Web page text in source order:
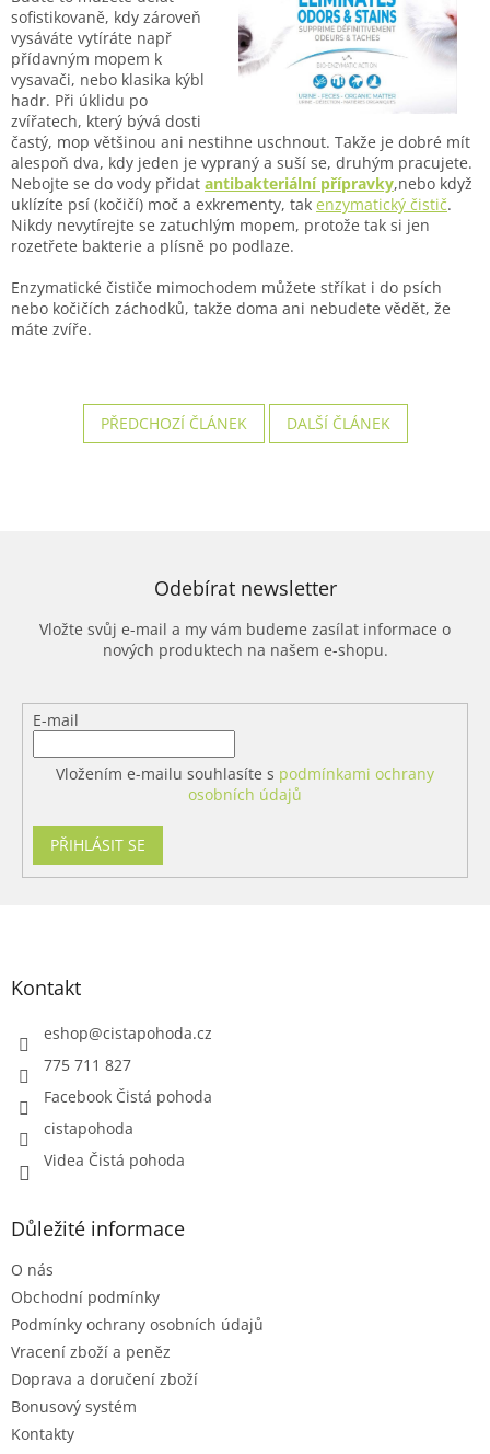
sofistikovaně, kdy zároveň
vysáváte vytíráte např
přídavným mopem k
vysavači, nebo klasika kýbl
hadr. Při úklidu po
zvířatech, který bývá dosti
častý, mop většinou ani nestihne uschnout. Takže je dobré mít
alespoň dva, kdy jeden je vypraný a suší se, druhým pracujete.
Nebojte se do vody přidat antibakteriální přípravky,nebo když
uklízíte psí (kočičí) moč a exkrementy, tak enzymatický čistič.
Nikdy nevytírejte se zatuchlým mopem, protože tak si jen
rozetřete bakterie a plísně po podlaze.
Enzymatické čističe mimochodem můžete stříkat i do psích
nebo kočičích záchodků, takže doma ani nebudete vědět, že
máte zvíře.
PŘEDCHOZÍ ČLÁNEK DALŠÍ ČLÁNEK
Odebírat newsletter
Vložte svůj e-mail a my vám budeme zasílat informace o
nových produktech na našem e-shopu.
E-mail
Vložením e-mailu souhlasíte s podmínkami ochrany
osobních údajů
PŘIHLÁSIT SE
Kontakt
eshop@cistapohoda.cz
775 711 827
Facebook Čistá pohoda
cistapohoda
Videa Čistá pohoda
Důležité informace
O nás
Obchodní podmínky
Podmínky ochrany osobních údajů
Vracení zboží a peněz
Doprava a doručení zboží
Bonusový systém
Kontakty